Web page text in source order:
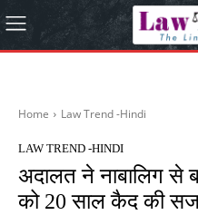
Home Law Trend -Hindi
LAW TREND -HINDI
अदालत ने नाबालिग से
को 20 साल कैद की